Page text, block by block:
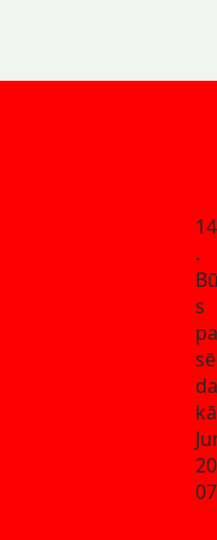
.
s